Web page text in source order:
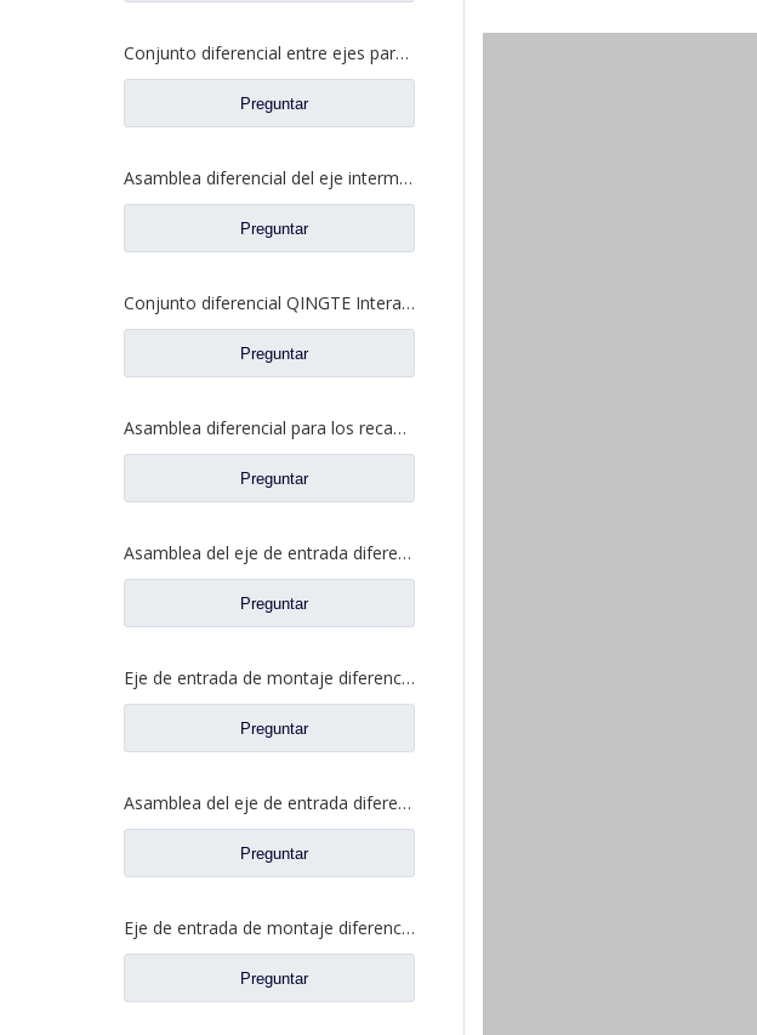
Conjunto diferencial entre ejes para Faw Jiefang A0E Truck Spare Prats 2507057-A6T
Preguntar
Asamblea diferencial del eje intermedio para los prats de repuesto del camión de Dongfeng 460 2502ZAS01-415-ZC
Preguntar
Conjunto diferencial QINGTE Interaxle para QT435SH0-2510050 de repuesto para camiones Faw Jiefang A0E
Preguntar
Asamblea diferencial para los recambios autos DZ9114320706 del camión de Shacman Aolong
Preguntar
Asamblea del eje de entrada diferenciada para los recambios autos 81.35606.0008 del camión de Shacman Delong
Preguntar
Eje de entrada de montaje diferencial para piezas de repuesto de camión de eje Saic Hongyan Genlyon H6A WS2510C201/3 2510-0110
Preguntar
Asamblea del eje de entrada diferenciada para los recambios autos 81.35100.6599 del camión de Shacman Delong
Preguntar
Eje de entrada de montaje diferencial para Saic Hongyan New KingKan H8B Axle Truck Repuestos 42119549 5801606629
Preguntar